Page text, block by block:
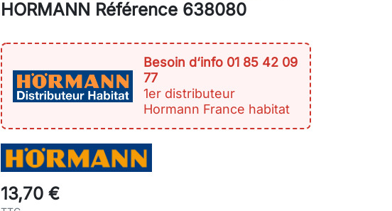
HORMANN Référence 638080
Besoin d‘info 01 85 42 09
77
1er distributeur
Hormann France habitat
13,70 €